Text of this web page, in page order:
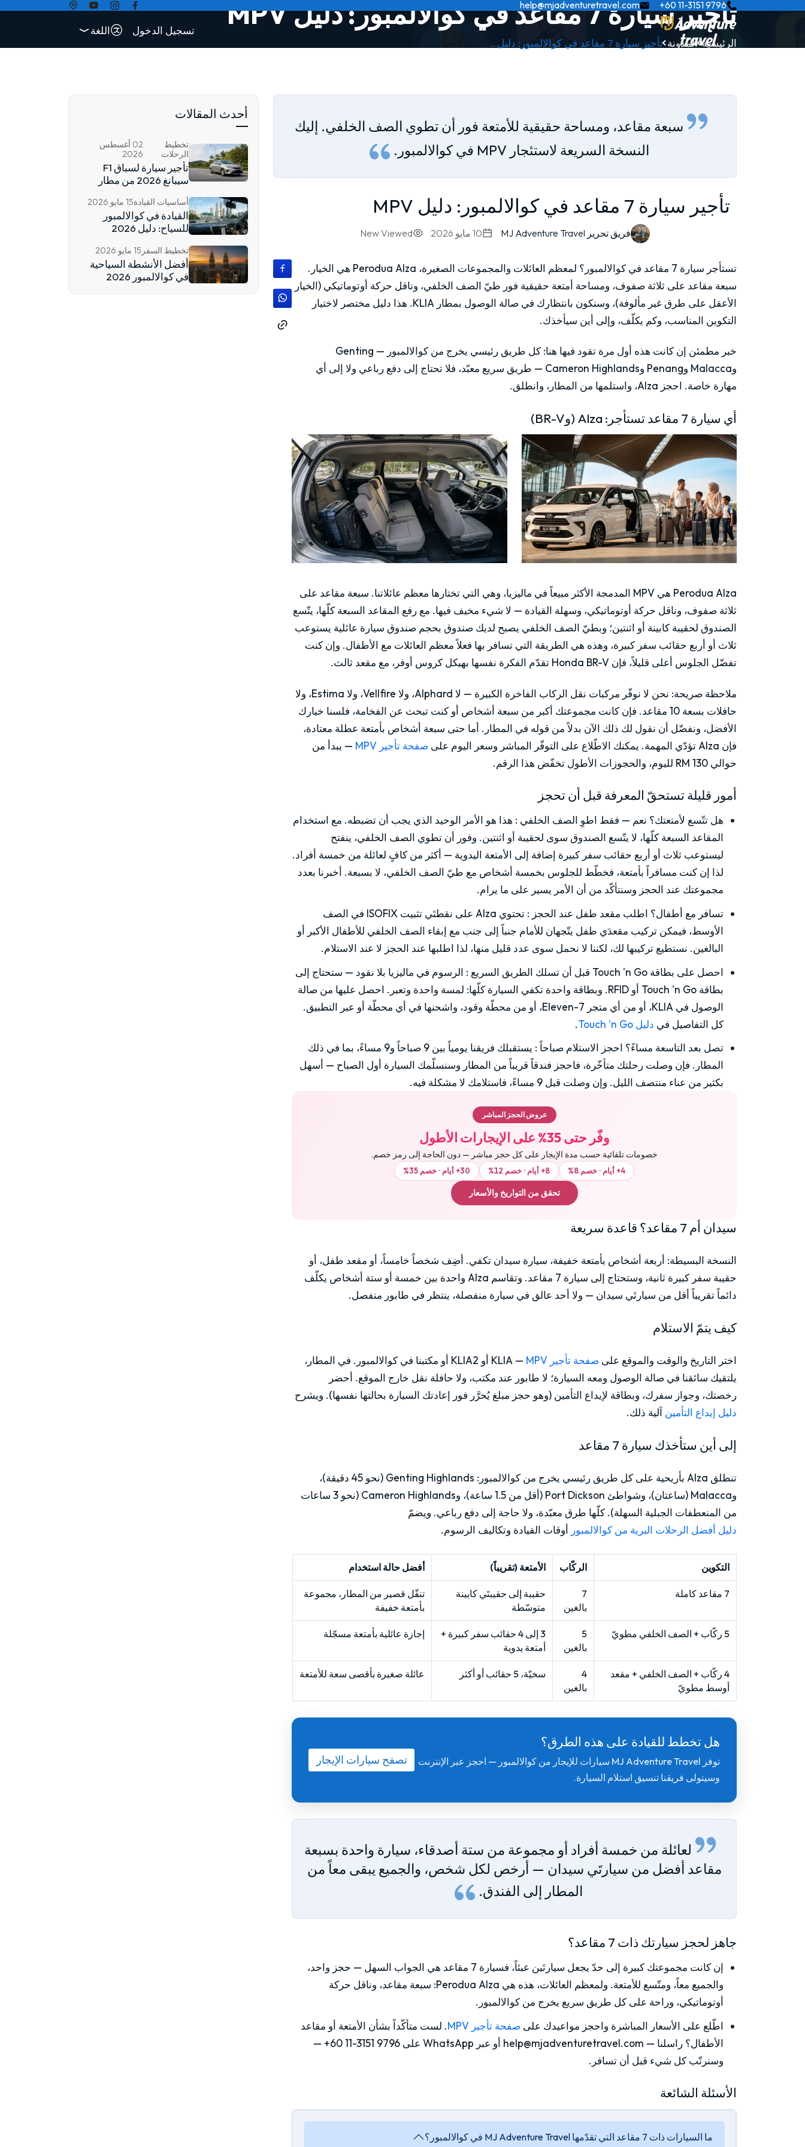
+60 11-3151 9796
help@mjadventuretravel.com
تسجيل الدخول اللغة تأجير سيارة 7 مقاعد في كوالالمبور: دليل MPV
الرئيسية المدونة تأجير سيارة 7 مقاعد في كوالالمبور: دليل…
سبعة مقاعد، ومساحة حقيقية للأمتعة فور أن تطوي الصف الخلفي. إليك
النسخة السريعة لاستئجار MPV في كوالالمبور.
تأجير سيارة 7 مقاعد في كوالالمبور: دليل MPV
فريق تحرير MJ Adventure Travel 10 مايو 2026 NewViewed
تستأجر سيارة 7 مقاعد في كوالالمبور؟ لمعظم العائلات والمجموعات الصغيرة، Perodua Alza هي الخيار.
سبعة مقاعد على ثلاثة صفوف، ومساحة أمتعة حقيقية فور طيّ الصف الخلفي، وناقل حركة أوتوماتيكي (الخيار
الأعقل على طرق غير مألوفة)، وسنكون بانتظارك في صالة الوصول بمطار KLIA. هذا دليل مختصر لاختيار
التكوين المناسب، وكم يكلّف، وإلى أين سيأخذك.
خبر مطمئن إن كانت هذه أول مرة تقود فيها هنا: كل طريق رئيسي يخرج من كوالالمبور — Genting
وMalacca وPenang وCameron Highlands — طريق سريع معبّد، فلا تحتاج إلى دفع رباعي ولا إلى أي
مهارة خاصة. احجز Alza، واستلمها من المطار، وانطلق.
أي سيارة 7 مقاعد تستأجر: Alza (وBR-V)
Perodua Alza هي MPV المدمجة الأكثر مبيعاً في ماليزيا، وهي التي تختارها معظم عائلاتنا. سبعة مقاعد على
ثلاثة صفوف، وناقل حركة أوتوماتيكي، وسهلة القيادة — لا شيء مخيف فيها. مع رفع المقاعد السبعة كلّها، يتّسع
الصندوق لحقيبة كابينة أو اثنتين؛ وبطيّ الصف الخلفي يصبح لديك صندوق بحجم صندوق سيارة عائلية يستوعب
ثلاث أو أربع حقائب سفر كبيرة، وهذه هي الطريقة التي تسافر بها فعلاً معظم العائلات مع الأطفال. وإن كنت
تفضّل الجلوس أعلى قليلاً، فإن Honda BR-V تقدّم الفكرة نفسها بهيكل كروس أوفر، مع مقعد ثالث.
ملاحظة صريحة: نحن لا نوفّر مركبات نقل الركاب الفاخرة الكبيرة — لا Alphard، ولا Vellfire، ولا Estima، ولا
حافلات بسعة 10 مقاعد. فإن كانت مجموعتك أكبر من سبعة أشخاص أو كنت تبحث عن الفخامة، فلسنا خيارك
الأفضل، ونفضّل أن نقول لك ذلك الآن بدلاً من قوله في المطار. أما حتى سبعة أشخاص بأمتعة عطلة معتادة،
فإن Alza تؤدّي المهمة. يمكنك الاطّلاع على التوفّر المباشر وسعر اليوم على
صفحة تأجير MPV
— يبدأ من
حوالي RM 130 لليوم، والحجوزات الأطول تخفّض هذا الرقم.
أمور قليلة تستحقّ المعرفة قبل أن تحجز
هل تتّسع لأمتعتك؟ نعم — فقط اطوِ الصف الخلفي : هذا هو الأمر الوحيد الذي يجب أن تضبطه. مع استخدام
المقاعد السبعة كلّها، لا يتّسع الصندوق سوى لحقيبة أو اثنتين. وفور أن تطوي الصف الخلفي، ينفتح
ليستوعب ثلاث أو أربع حقائب سفر كبيرة إضافة إلى الأمتعة اليدوية — أكثر من كافٍ لعائلة من خمسة أفراد.
لذا إن كنت مسافراً بأمتعة، فخطّط للجلوس بخمسة أشخاص مع طيّ الصف الخلفي، لا بسبعة. أخبرنا بعدد
مجموعتك عند الحجز وسنتأكّد من أن الأمر يسير على ما يرام.
تسافر مع أطفال؟ اطلب مقعد طفل عند الحجز :
تحتوي Alza على نقطتَي تثبيت ISOFIX في الصف
الأوسط، فيمكن تركيب مقعدَي طفل يتّجهان للأمام جنباً إلى جنب مع إبقاء الصف الخلفي للأطفال الأكبر أو
البالغين. نستطيع تركيبها لك، لكننا لا نحمل سوى عدد قليل منها، لذا اطلبها عند الحجز لا عند الاستلام.
احصل على بطاقة Touch 'n Go قبل أن تسلك الطريق السريع
: الرسوم في ماليزيا بلا نقود — ستحتاج إلى
بطاقة Touch 'n Go أو RFID. وبطاقة واحدة تكفي السيارة كلّها: لمسة واحدة وتعبر. احصل عليها من صالة
الوصول في KLIA، أو من أي متجر 7-Eleven، أو من محطّة وقود، واشحنها في أي محطّة أو عبر التطبيق.
كل التفاصيل في دليل Touch 'n Go
.
تصل بعد التاسعة مساءً؟ احجز الاستلام صباحاً :
يستقبلك فريقنا يومياً بين 9 صباحاً و9 مساءً، بما في ذلك
المطار. فإن وصلت رحلتك متأخّرة، فاحجز فندقاً قريباً من المطار وسنسلّمك السيارة أول الصباح — أسهل
بكثير من عناء منتصف الليل. وإن وصلت قبل 9 مساءً، فاستلامك لا مشكلة فيه.
عروض الحجز المباشر
وفّر حتى 35% على الإيجارات الأطول
خصومات تلقائية حسب مدة الإيجار على كل حجز مباشر — دون الحاجة إلى رمز خصم.
4+ أيام · خصم 8% 8+ أيام · خصم 12% 30+ أيام · خصم 35%
تحقق من التواريخ والأسعار
سيدان أم 7 مقاعد؟ قاعدة سريعة
النسخة البسيطة: أربعة أشخاص بأمتعة خفيفة، سيارة سيدان تكفي. أضِف شخصاً خامساً، أو مقعد طفل، أو
حقيبة سفر كبيرة ثانية، وستحتاج إلى سيارة 7 مقاعد. وتقاسم Alza واحدة بين خمسة أو ستة أشخاص يكلّف
دائماً تقريباً أقل من سيارتَي سيدان — ولا أحد عالق في سيارة منفصلة، ينتظر في طابور منفصل.
كيف يتمّ الاستلام
اختر التاريخ والوقت والموقع على صفحة تأجير MPV
— KLIA أو KLIA2 أو مكتبنا في كوالالمبور. في المطار،
يلتقيك سائقنا في صالة الوصول ومعه السيارة؛ لا طابور عند مكتب، ولا حافلة نقل خارج الموقع. أحضر
رخصتك، وجواز سفرك، وبطاقة لإيداع التأمين (وهو حجز مبلغ يُحرَّر فور إعادتك السيارة بحالتها نفسها). ويشرح
دليل إيداع التأمين آلية ذلك.
إلى أين ستأخذك سيارة 7 مقاعد
تنطلق Alza بأريحية على كل طريق رئيسي يخرج من كوالالمبور: Genting Highlands (نحو 45 دقيقة)،
وMalacca (ساعتان)، وشواطئ Port Dickson (أقل من 1.5 ساعة)، وCameron Highlands (نحو 3 ساعات
من المنعطفات الجبلية السهلة). كلّها طرق معبّدة، ولا حاجة إلى دفع رباعي. ويضمّ
دليل أفضل الرحلات البرية من كوالالمبور أوقات القيادة وتكاليف الرسوم.
التكوين الركّاب الأمتعة (تقريباً) أفضل حالة استخدام
7 مقاعد كاملة
7
بالغين
حقيبة إلى حقيبتَي كابينة
متوسّطة
تنقّل قصير من المطار، مجموعة
بأمتعة خفيفة
5 ركّاب + الصف الخلفي مطويّ
5
بالغين
3 إلى 4 حقائب سفر كبيرة +
أمتعة يدوية
إجازة عائلية بأمتعة مسجّلة
4 ركّاب + الصف الخلفي + مقعد
أوسط مطويّ
4
بالغين
سخيّة، 5 حقائب أو أكثر عائلة صغيرة بأقصى سعة للأمتعة
هل تخطط للقيادة على هذه الطرق؟
توفر MJ Adventure Travel سيارات للإيجار من كوالالمبور — احجز عبر الإنترنت
وسيتولى فريقنا تنسيق استلام السيارة.
تصفح سيارات الإيجار
لعائلة من خمسة أفراد أو مجموعة من ستة أصدقاء، سيارة واحدة بسبعة
مقاعد أفضل من سيارتَي سيدان — أرخص لكل شخص، والجميع يبقى معاً من
المطار إلى الفندق.
جاهز لحجز سيارتك ذات 7 مقاعد؟
إن كانت مجموعتك كبيرة إلى حدّ يجعل سيارتَين عبئاً، فسيارة 7 مقاعد هي الجواب السهل — حجز واحد،
والجميع معاً، ومتّسع للأمتعة. ولمعظم العائلات، هذه هي Perodua Alza: سبعة مقاعد، وناقل حركة
أوتوماتيكي، وراحة على كل طريق سريع يخرج من كوالالمبور.
اطّلع على الأسعار المباشرة واحجز مواعيدك على صفحة تأجير MPV
. لست متأكّداً بشأن الأمتعة أو مقاعد
الأطفال؟ راسلنا — help@mjadventuretravel.com أو عبر WhatsApp على
+60 11-3151 9796
—
وسنرتّب كل شيء قبل أن تسافر.
الأسئلة الشائعة
ما السيارات ذات 7 مقاعد التي تقدّمها MJ Adventure Travel في كوالالمبور؟
أحدث المقالات
تخطيط
الرحلات
02 أغسطس
2026
تأجير سيارة لسباق F1
سيبانغ 2026 من مطار
أساسيات القيادة15 مايو 2026
القيادة في كوالالمبور
للسياح: دليل 2026
تخطيط السفر 15 مايو 2026
أفضل الأنشطة السياحية
في كوالالمبور 2026